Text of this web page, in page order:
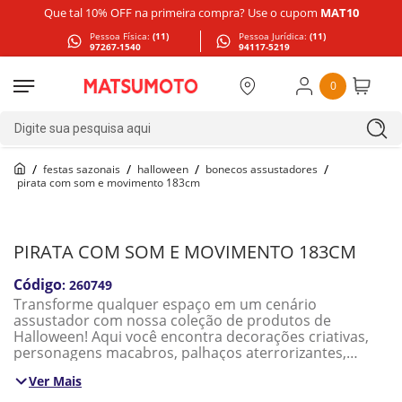
Que tal 10% OFF na primeira compra? Use o cupom MAT10
Pessoa Física: (11)
97267-1540
Pessoa Jurídica: (11)
94117-5219
0
Digite sua pesquisa aqui
festas sazonais halloween
bonecos assustadores
pirata com som e movimento 183cm
PIRATA COM SOM E MOVIMENTO 183CM
: 260749
Transforme qualquer espaço em um cenário
assustador com nossa coleção de produtos de
Halloween! Aqui você encontra decorações criativas,
personagens macabros, palhaços aterrorizantes,
temáticos perfeitos para festas, vitrines, eventos e
Ver Mais